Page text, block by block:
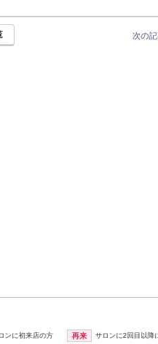
次の
ンに初来店の方 再来 サロンに2回目以降